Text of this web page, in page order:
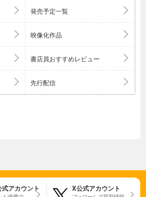
発売予定一覧
映像化作品
書店員おすすめレビュー
先行配信
アカウント X公式アカウント